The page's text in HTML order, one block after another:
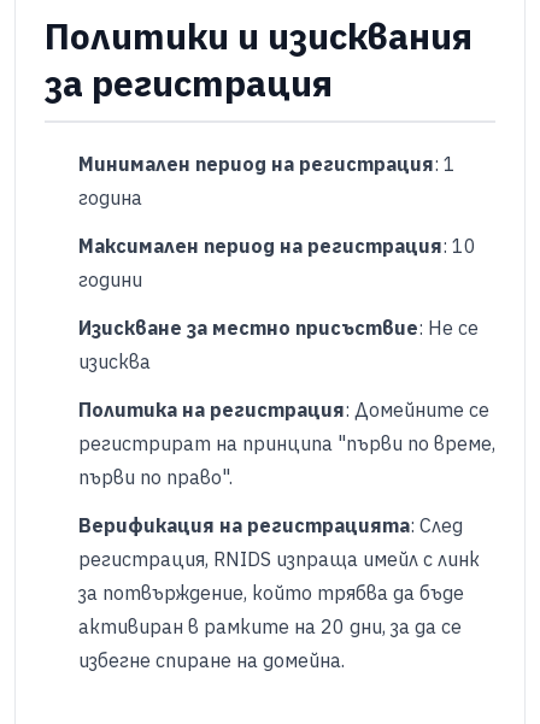
Политики и изисквания
за регистрация
Минимален период на регистрация: 1
година
Максимален период на регистрация: 10
години
Изискване за местно присъствие: Не се
изисква
Политика на регистрация: Домейните се
регистрират на принципа "първи по време,
първи по право".
Верификация на регистрацията: След
регистрация, RNIDS изпраща имейл с линк
за потвърждение, който трябва да бъде
активиран в рамките на 20 дни, за да се
избегне спиране на домейна. ​